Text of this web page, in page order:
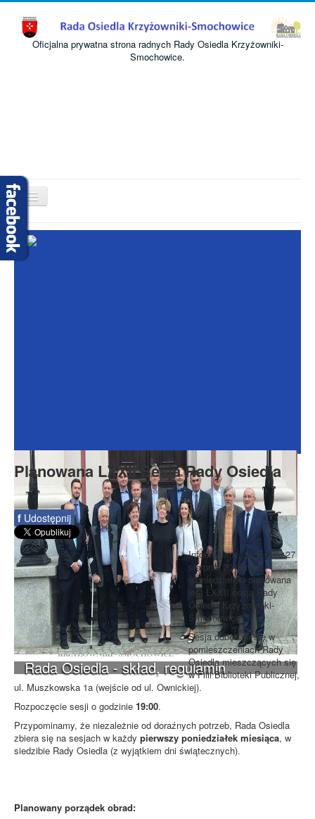
Oficjalna prywatna strona radnych Rady Osiedla Krzyżowniki-
Smochowice.
Przełącz
nawigację
Start
O nas
Rada Seniorów
Rada Osiedla - skład, regulamin
Planowana LXXII Sesja Rady Osiedla
f Udostępnij
Informujemy, że w dniu 27
sierpnia 2018 roku
(poniedziałek) planowana
jest LXXII sesja Rady
Osiedla Krzyżowniki-
Smochowice.
Sesja odbędzie się w
pomieszczeniach Rady
Osiedla mieszczących się
w Filii Biblioteki Publicznej,
ul. Muszkowska 1a (wejście od ul. Ownickiej).
Rozpoczęcie sesji o godzinie 19:00.
Przypominamy, że niezależnie od doraźnych potrzeb, Rada Osiedla
zbiera się na sesjach w każdy pierwszy poniedziałek miesiąca, w
siedzibie Rady Osiedla (z wyjątkiem dni świątecznych).
Planowany porządek obrad: